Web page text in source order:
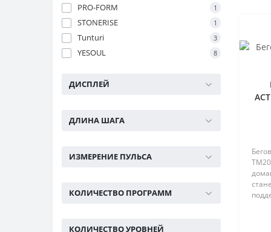
б/у (9)
Товары для баскетбола по
скидке (16)
скидке (18)
Силовые скамьи (9)
Эллиптические тренажеры б/
PRO-FORM 1
STONERISE 1
Tunturi 3
YESOUL 8
ДИСПЛЕЙ
ДЛИНА ШАГА
ИЗМЕРЕНИЕ ПУЛЬСА
КОЛИЧЕСТВО ПРОГРАММ
КОЛИЧЕСТВО УРОВНЕЙ